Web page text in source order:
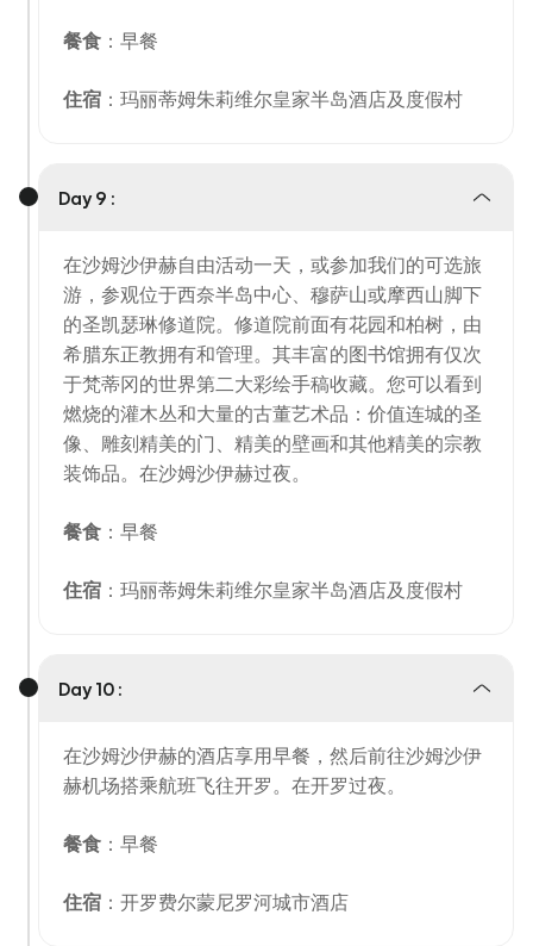
餐食 ：早餐
住宿 ：玛丽蒂姆朱莉维尔皇家半岛酒店及度假村
Day 9 :
在沙姆沙伊赫自由活动一天，或参加我们的可选旅
游，参观位于西奈半岛中心、穆萨山或摩西山脚下
的圣凯瑟琳修道院。修道院前面有花园和柏树，由
希腊东正教拥有和管理。其丰富的图书馆拥有仅次
于梵蒂冈的世界第二大彩绘手稿收藏。您可以看到
燃烧的灌木丛和大量的古董艺术品：价值连城的圣
像、雕刻精美的门、精美的壁画和其他精美的宗教
装饰品。在沙姆沙伊赫过夜。
餐食 ：早餐
住宿 ：玛丽蒂姆朱莉维尔皇家半岛酒店及度假村
Day 10 :
在沙姆沙伊赫的酒店享用早餐，然后前往沙姆沙伊
赫机场搭乘航班飞往开罗。在开罗过夜。
餐食 ：早餐
住宿 ：开罗费尔蒙尼罗河城市酒店